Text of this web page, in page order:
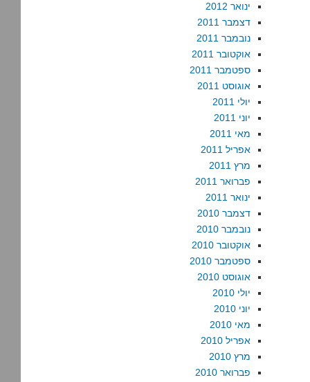
ינואר 2012
דצמבר 2011
נובמבר 2011
אוקטובר 2011
ספטמבר 2011
אוגוסט 2011
יולי 2011
יוני 2011
מאי 2011
אפריל 2011
מרץ 2011
פברואר 2011
ינואר 2011
דצמבר 2010
נובמבר 2010
אוקטובר 2010
ספטמבר 2010
אוגוסט 2010
יולי 2010
יוני 2010
מאי 2010
אפריל 2010
מרץ 2010
פברואר 2010